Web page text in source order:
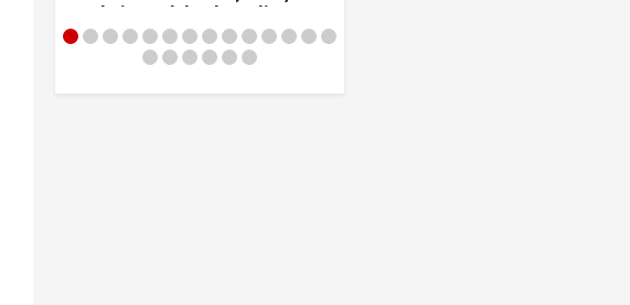
3 ünlü isme daha düzenli para
göndermiş!